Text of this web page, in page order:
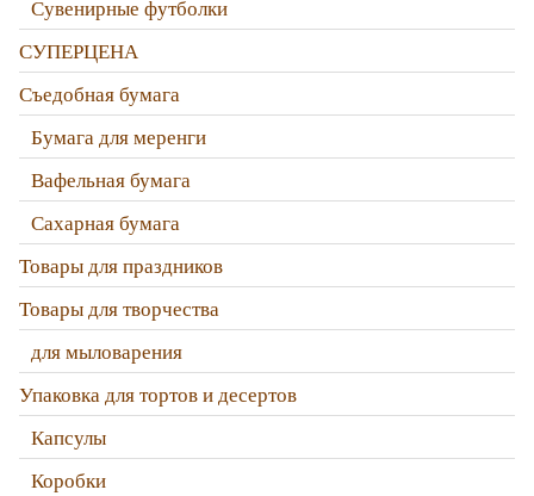
Сувенирные футболки
СУПЕРЦЕНА
Съедобная бумага
Бумага для меренги
Вафельная бумага
Сахарная бумага
Товары для праздников
Товары для творчества
для мыловарения
Упаковка для тортов и десертов
Капсулы
Коробки